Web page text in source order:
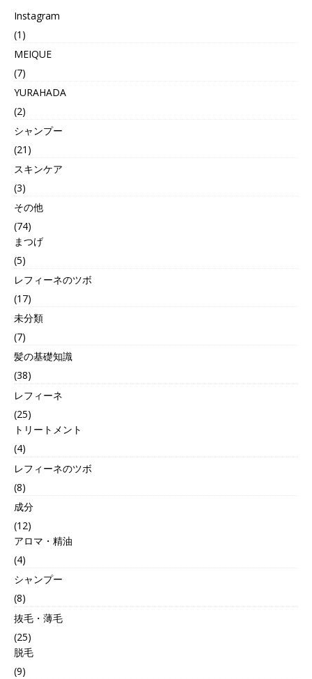
Instagram
(1)
MEIQUE
(7)
YURAHADA
(2)
シャンプー
(21)
スキンケア
(3)
その他
(74)
まつげ
(5)
レフィーネのツボ
(17)
未分類
(7)
髪の基礎知識
(38)
レフィーネ
(25)
トリートメント
(4)
レフィーネのツボ
(8)
成分
(12)
アロマ・精油
(4)
シャンプー
(8)
抜毛・薄毛
(25)
脱毛
(9)